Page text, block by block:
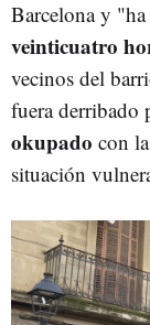
Barcelona y
veinticuatro
vecinos del
fuera derribado
okupado con
situación